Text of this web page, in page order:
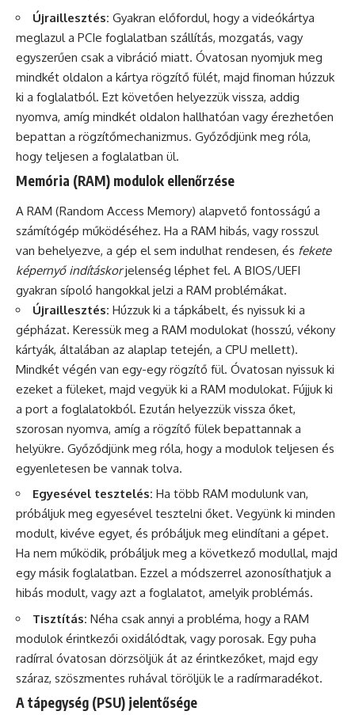
Újraillesztés: Gyakran előfordul, hogy a videókártya
meglazul a PCIe foglalatban szállítás, mozgatás, vagy
egyszerűen csak a vibráció miatt. Óvatosan nyomjuk meg
mindkét oldalon a kártya rögzítő fülét, majd finoman húzzuk
ki a foglalatból. Ezt követően helyezzük vissza, addig
nyomva, amíg mindkét oldalon hallhatóan vagy érezhetően
bepattan a rögzítőmechanizmus. Győződjünk meg róla,
hogy teljesen a foglalatban ül.
Memória (RAM) modulok ellenőrzése
A RAM (Random Access Memory) alapvető fontosságú a
számítógép működéséhez. Ha a RAM hibás, vagy rosszul
van behelyezve, a gép el sem indulhat rendesen, és fekete
képernyő indításkorjelenség léphet fel. A BIOS/UEFI
gyakran sípoló hangokkal jelzi a RAM problémákat.
Újraillesztés: Húzzuk ki a tápkábelt, és nyissuk ki a
gépházat. Keressük meg a RAM modulokat (hosszú, vékony
kártyák, általában az alaplap tetején, a CPU mellett).
Mindkét végén van egy-egy rögzítő fül. Óvatosan nyissuk ki
ezeket a füleket, majd vegyük ki a RAM modulokat. Fújjuk ki
a port a foglalatokból. Ezután helyezzük vissza őket,
szorosan nyomva, amíg a rögzítő fülek bepattannak a
helyükre. Győződjünk meg róla, hogy a modulok teljesen és
egyenletesen be vannak tolva.
Egyesével tesztelés: Ha több RAM modulunk van,
próbáljuk meg egyesével tesztelni őket. Vegyünk ki minden
modult, kivéve egyet, és próbáljuk meg elindítani a gépet.
Ha nem működik, próbáljuk meg a következő modullal, majd
egy másik foglalatban. Ezzel a módszerrel azonosíthatjuk a
hibás modult, vagy azt a foglalatot, amelyik problémás.
Tisztítás: Néha csak annyi a probléma, hogy a RAM
modulok érintkezői oxidálódtak, vagy porosak. Egy puha
radírral óvatosan dörzsöljük át az érintkezőket, majd egy
száraz, szöszmentes ruhával töröljük le a radírmaradékot.
A tápegység (PSU) jelentősége